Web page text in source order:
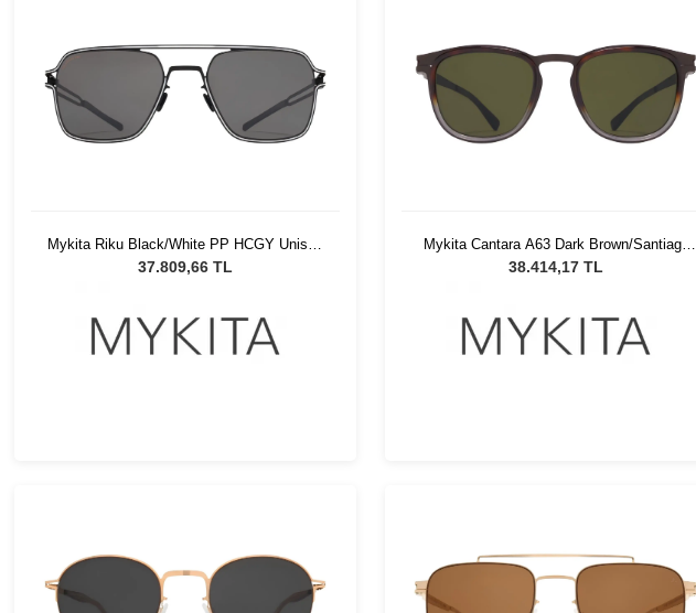
Mykita Riku Black/White PP HCGY Unisex
Güneş Gözlüğü
37.809,66 TL
Mykita Cantara A63 Dark Brown/Santiago
Unisex Güneş Gözlüğü
38.414,17 TL